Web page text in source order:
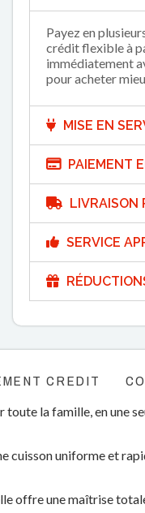
Payez en
crédit flexible à
immédiatement
pour acheter
MISE EN
PAIEMENT
LIVRAISON
SERVICE
CREDIT
la famille, en une
cuisson uniforme et
offre une maîtrise